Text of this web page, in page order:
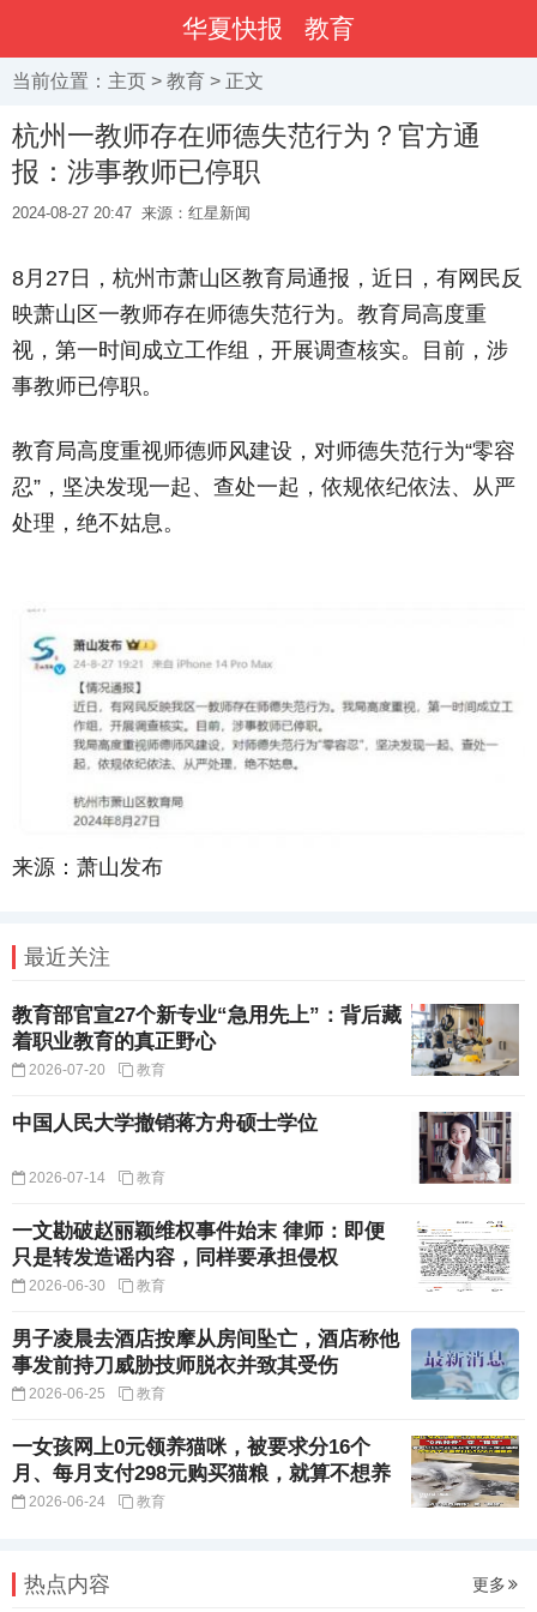
华夏快报 教育
当前位置： 主页 > 教育 > 正文
杭州一教师存在师德失范行为？官方通
报：涉事教师已停职
2024-08-27 20:47 来源：红星新闻
8月27日，杭州市萧山区教育局通报，近日，有网民反
映萧山区一教师存在师德失范行为。教育局高度重
视，第一时间成立工作组，开展调查核实。目前，涉
事教师已停职。
教育局高度重视师德师风建设，对师德失范行为“零容
忍”，坚决发现一起、查处一起，依规依纪依法、从严
处理，绝不姑息。
来源：萧山发布
最近关注
教育部官宣27个新专业“急用先上”：背后藏
着职业教育的真正野心
2026-07-20 教育
中国人民大学撤销蒋方舟硕士学位
2026-07-14 教育
一文勘破赵丽颖维权事件始末 律师：即便
只是转发造谣内容，同样要承担侵权
2026-06-30 教育
男子凌晨去酒店按摩从房间坠亡，酒店称他
事发前持刀威胁技师脱衣并致其受伤
2026-06-25 教育
一女孩网上0元领养猫咪，被要求分16个
月、每月支付298元购买猫粮，就算不想养
2026-06-24 教育
热点内容 更多